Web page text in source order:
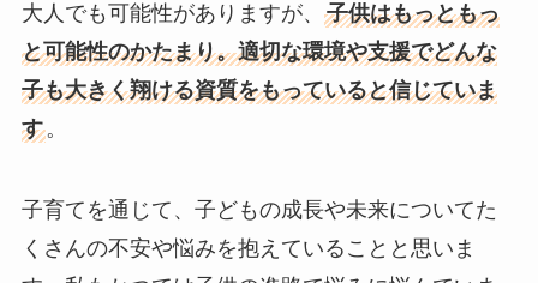
大人でも可能性がありますが、 子供はもっともっ
と可能性のかたまり。適切な環境や支援でどんな
子も大きく翔ける資質をもっていると信じていま
す。
子育てを通じて、子どもの成長や未来についてた
くさんの不安や悩みを抱えていることと思いま